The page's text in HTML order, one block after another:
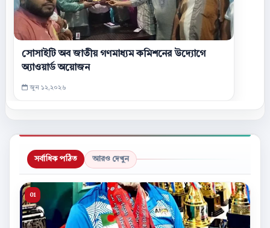
সোসাইটি অব জাতীয় গণমাধ্যম কমিশনের উদ্যোগে
অ্যাওয়ার্ড অয়োজন
জুন ১২,২০২৬
সর্বাধিক পঠিত আরও দেখুন